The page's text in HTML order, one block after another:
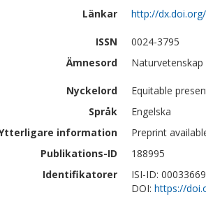
Länkar
http://
ISSN
0024-3795
Ämnesord
Nyckelord
Equitable
Språk
Engelska
information
Preprint
Publikations-ID
188995
Identifikatorer
ISI-ID:
DOI: https://